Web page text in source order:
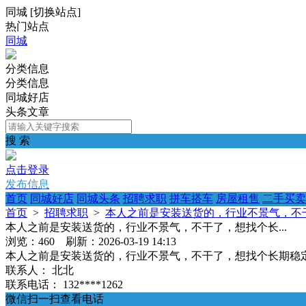
同城 [切换站点]
热门站点
同城
分类信息
分类信息
同城好店
头条文章
搜 索
点击登录
发布信息
首页 同城好店 同城头条 招聘求职 拼车搭车 房屋租售 二手买卖
首页 > 招聘求职 > 本人之前是安装送货的，行业不景气，不
本人之前是安装送货的，行业不景气，不干了，想找个长...
浏览：460 刷新：2026-03-19 14:13
本人之前是安装送货的，行业不景气，不干了，想找个长期稳
联系人：
北北
联系电话：
132****1262
微信扫一扫查看电话